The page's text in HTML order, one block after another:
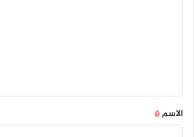
*
الاسم*